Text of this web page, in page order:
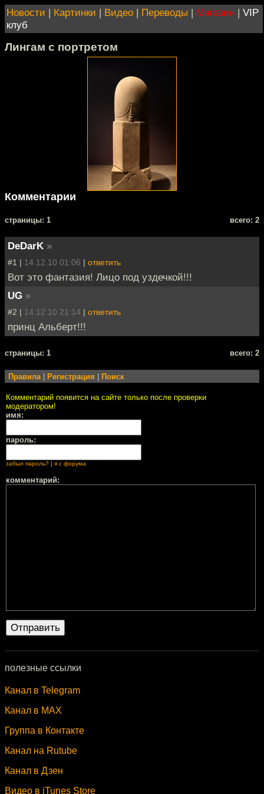
Новости | Картинки | Видео | Переводы | Магазин | VIP
клуб
Лингам с портретом
Комментарии
cтраницы: 1 всего: 2
DeDarK »
#1 | 14.12.10 01:06 | ответить
Вот это фантазия! Лицо под уздечкой!!!
UG »
#2 | 14.12.10 21:14 | ответить
принц Альберт!!!
cтраницы: 1 всего: 2
Правила Регистрация Поиск
Комментарий появится на сайте только после проверки
модератором!
имя:
пароль:
забыл пароль? | я с форума
комментарий:
полезные ссылки
Канал в Telegram
Канал в MAX
Группа в Контакте
Канал на Rutube
Канал в Дзен
Видео в iTunes Store